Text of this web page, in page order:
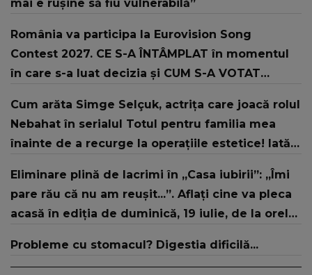
mai e rușine să fiu vulnerabilă”
România va participa la Eurovision Song
Contest 2027. CE S-A ÎNTÂMPLAT în momentul
în care s-a luat decizia și CUM S-A VOTAT
strategic de..."
Cum arăta Simge Selçuk, actrița care joacă rolul
Nebahat în serialul Totul pentru familia mea
înainte de a recurge la operațiile estetice! Iată
„Tinerețe rebelă”
Eliminare plină de lacrimi în „Casa iubirii”: „Îmi
pare rău că nu am reușit...”. Aflați cine va pleca
acasă în ediția de duminică, 19 iulie, de la orele
Probleme cu stomacul? Digestia dificilă...